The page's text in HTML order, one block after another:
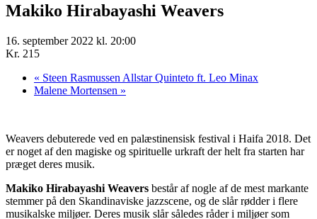
Makiko Hirabayashi Weavers
16. september 2022 kl. 20:00
Kr. 215
« Steen Rasmussen Allstar Quinteto ft. Leo Minax
Malene Mortensen »
Weavers debuterede ved en palæstinensisk festival i Haifa 2018. Det
er noget af den magiske og spirituelle urkraft der helt fra starten har
præget deres musik.
Makiko Hirabayashi Weavers består af nogle af de mest markante
stemmer på den Skandinaviske jazzscene, og de slår rødder i flere
musikalske miljøer. Deres musik slår således råder i miljøer som